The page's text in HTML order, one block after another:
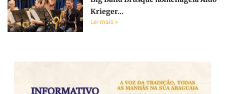
Krieger...
Ler mais »